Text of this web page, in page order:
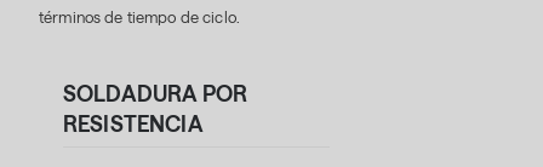
términos de tiempo de ciclo.
SOLDADURA POR
RESISTENCIA